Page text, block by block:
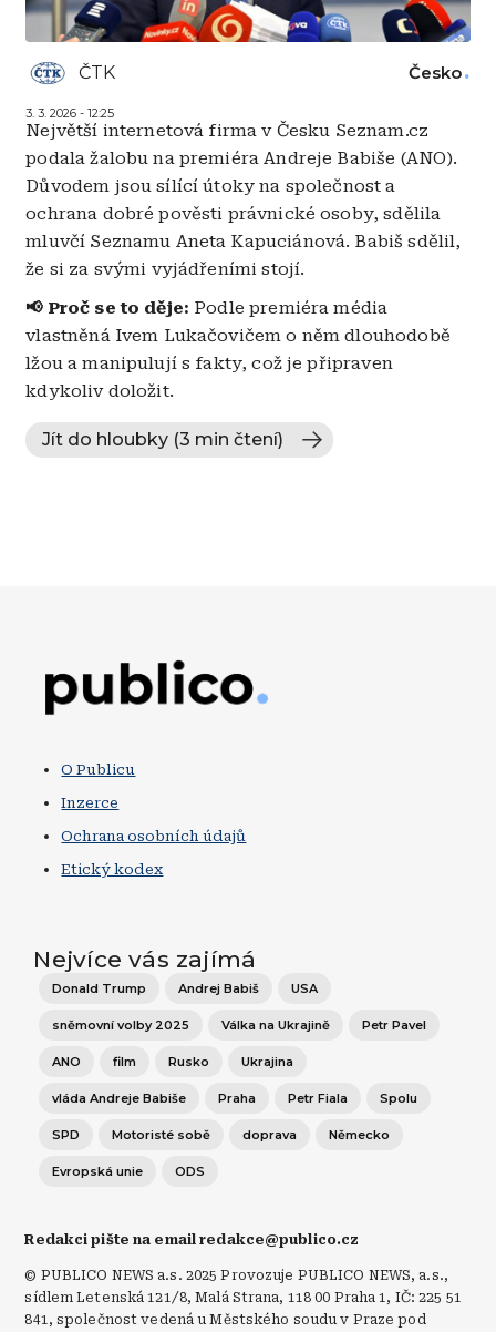
ČTK
3. 3. 2026 - 12:25
Česko
Největší internetová firma v Česku Seznam.cz
podala žalobu na premiéra Andreje Babiše (ANO).
Důvodem jsou sílící útoky na společnost a
ochrana dobré pověsti právnické osoby, sdělila
mluvčí Seznamu Aneta Kapuciánová. Babiš sdělil,
že si za svými vyjádřeními stojí.
📢 Proč se to děje: Podle premiéra média
vlastněná Ivem Lukačovičem o něm dlouhodobě
lžou a manipulují s fakty, což je připraven
kdykoliv doložit.
Jít do hloubky (3 min čtení)
O Publicu
Inzerce
Ochrana osobních údajů
Etický kodex
Nejvíce vás zajímá
Donald Trump Andrej Babiš USA
sněmovní volby 2025 Válka na Ukrajině Petr Pavel
ANO film Rusko Ukrajina
vláda Andreje Babiše Praha Petr Fiala Spolu
SPD Motoristé sobě doprava Německo
Evropská unie ODS
Redakci pište na email redakce@publico.cz
© PUBLICO NEWS a.s. 2025 Provozuje PUBLICO NEWS, a.s.,
sídlem Letenská 121/8, Malá Strana, 118 00 Praha 1, IČ: 225 51
841, společnost vedená u Městského soudu v Praze pod